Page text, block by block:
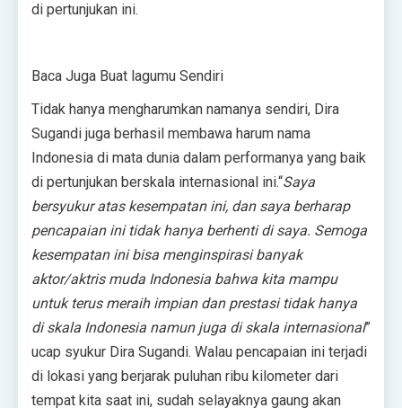
di pertunjukan ini.
Baca Juga Buat lagumu Sendiri
Tidak hanya mengharumkan namanya sendiri, Dira
Sugandi juga berhasil membawa harum nama
Indonesia di mata dunia dalam performanya yang baik
di pertunjukan berskala internasional ini.“Saya
bersyukur atas kesempatan ini, dan saya berharap
pencapaian ini tidak hanya berhenti di saya. Semoga
kesempatan ini bisa menginspirasi banyak
aktor/aktris muda Indonesia bahwa kita mampu
untuk terus meraih impian dan prestasi tidak hanya
di skala Indonesia namun juga di skala internasional”
ucap syukur Dira Sugandi. Walau pencapaian ini terjadi
di lokasi yang berjarak puluhan ribu kilometer dari
tempat kita saat ini, sudah selayaknya gaung akan